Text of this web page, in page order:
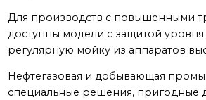
Для производств с повышенными
доступны модели с защитой
регулярную мойку из аппаратов
Нефтегазовая и добывающая
специальные решения, пригодные